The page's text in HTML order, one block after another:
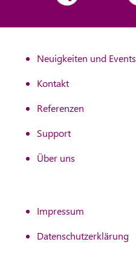
Neuigkeiten und Events
Kontakt
Referenzen
Support
Über uns
Impressum
Datenschutzerklärung